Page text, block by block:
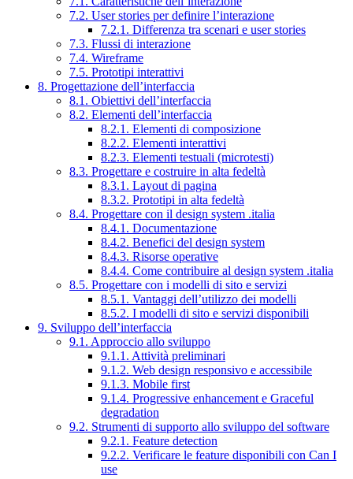
7.2. User stories per definire l’interazione
7.2.1. Differenza tra scenari e user stories
7.3. Flussi di interazione
7.4. Wireframe
7.5. Prototipi interattivi
8. Progettazione dell’interfaccia
8.1. Obiettivi dell’interfaccia
8.2. Elementi dell’interfaccia
8.2.1. Elementi di composizione
8.2.2. Elementi interattivi
8.2.3. Elementi testuali (microtesti)
8.3. Progettare e costruire in alta fedeltà
8.3.1. Layout di pagina
8.3.2. Prototipi in alta fedeltà
8.4. Progettare con il design system .italia
8.4.1. Documentazione
8.4.2. Benefici del design system
8.4.3. Risorse operative
8.4.4. Come contribuire al design system .italia
8.5. Progettare con i modelli di sito e servizi
8.5.1. Vantaggi dell’utilizzo dei modelli
8.5.2. I modelli di sito e servizi disponibili
9. Sviluppo dell’interfaccia
9.1. Approccio allo sviluppo
9.1.1. Attività preliminari
9.1.2. Web design responsivo e accessibile
9.1.3. Mobile first
9.1.4. Progressive enhancement e Graceful
degradation
9.2. Strumenti di supporto allo sviluppo del software
9.2.1. Feature detection
9.2.2. Verificare le feature disponibili con Can I
use